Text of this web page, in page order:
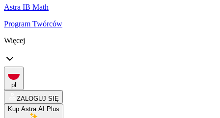
Astra IB Math
Program Twórców
Więcej
pl
ZALOGUJ SIĘ
Kup Astra AI Plus